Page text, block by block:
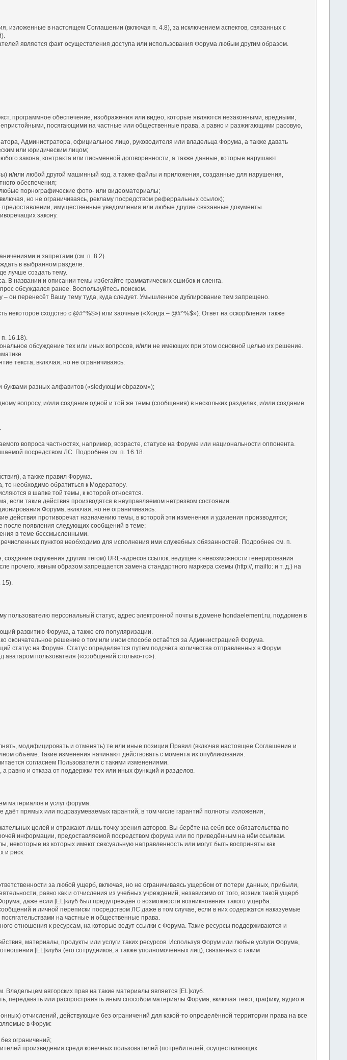
изложенные в настоящем Соглашении (включая п. 4.8), за исключением аспектов, связанных с
является факт осуществления доступа или использования Форума любым другим образом.
программное обеспечение, изображения или видео, которые являются незаконными, вредными,
посягающими на частные или общественные права, а равно и разжигающими расовую,
Администратора, официальное лицо, руководителя или владельца Форума, а также давать
или юридическим лицом;
закона, контракта или письменной договорённости, а также данные, которые нарушают
или любой другой машинный код, а также файлы и приложения, созданные для нарушения,
обеспечения;
порнографические фото- или видеоматериалы;
но не ограничиваясь, рекламу посредством реферральных ссылок);
имущественные уведомления или любые другие связанные документы.
закону.
и запретами (см. п. 8.2).
в выбранном разделе.
лучше создать тему.
названии и описании темы избегайте грамматических ошибок и сленга.
обсуждался ранее. Воспользуйтесь поиском.
он перенесёт Вашу тему туда, куда следует. Умышленное дублирование тем запрещено.
сходство с @#^%$») или заочные («Хонда – @#^%$»). Ответ на оскорбления также
16.18).
обсуждение тех или иных вопросов, и/или не имеющих при этом основной целью их решение.
текста, включая, но не ограничиваясь:
разных алфавитов («slеdующiм оbраzом»);
вопросу, и/или создание одной и той же темы (сообщения) в нескольких разделах, и/или создание
вопроса частностях, например, возрасте, статусе на Форуме или национальности оппонента.
посредством ЛС. Подробнее см. п. 16.18.
а также правил Форума.
необходимо обратиться к Модератору.
в шапке той темы, к которой относятся.
такие действия производятся в неуправляемом нетрезвом состоянии.
Форума, включая, но не ограничиваясь:
противоречат назначению темы, в которой эти изменения и удаления производятся;
появления следующих сообщений в теме;
в теме бессмысленными.
пунктов необходимо для исполнения ими служебных обязанностей. Подробнее см. п.
окружения другим тегом) URL-адресов ссылок, ведущее к невозможности генерирования
прочего, явным образом запрещается замена стандартного маркера схемы (http://, mailto: и т. д.) на
пользователю персональный статус, адрес электронной почты в домене hondaelement.ru, поддомен в
развитию Форума, а также его популяризации.
решение о том или ином способе остаётся за Администрацией Форума.
статус на Форуме. Статус определяется путём подсчёта количества отправленных в Форум
пользователя («сообщений столько-то»).
модифицировать и отменять) те или иные позиции Правил (включая настоящее Соглашение и
объёме. Такие изменения начинают действовать с момента их опубликования.
согласием Пользователя с такими изменениями.
равно и отказа от поддержки тех или иных функций и разделов.
материалов и услуг форума.
прямых или подразумеваемых гарантий, в том числе гарантий полноты изложения,
целей и отражают лишь точку зрения авторов. Вы берёте на себя все обязательства по
информации, предоставляемой посредством форума или по приведённым на нём ссылкам.
из которых имеют сексуальную направленность или могут быть восприняты как
и риск.
за любой ущерб, включая, но не ограничиваясь ущербом от потери данных, прибыли,
равно как и отчисления из учебных учреждений, независимо от того, возник такой ущерб
даже если [EL]клуб был предупреждён о возможности возникновения такого ущерба.
и личной переписки посредством ЛС даже в том случае, если в них содержатся наказуемые
на частные и общественные права.
отношения к ресурсам, на которые ведут ссылки с Форума. Такие ресурсы поддерживаются и
материалы, продукты или услуги таких ресурсов. Используя Форум или любые услуги Форума,
[EL]клуба (его сотрудников, а также уполномоченных лиц), связанных с таким
авторских прав на такие материалы является [EL]клуб.
передавать или распространять иным способом материалы Форума, включая текст, графику, аудио и
отчислений, действующие без ограничений для какой-то определённой территории права на все
в Форум:
ограничений;
произведения среди конечных пользователей (потребителей, осуществляющих